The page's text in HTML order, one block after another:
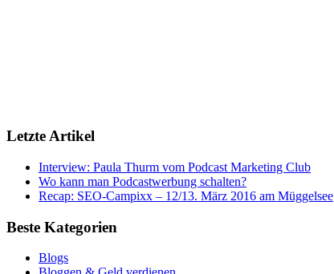
Letzte Artikel
Interview: Paula Thurm vom Podcast Marketing Club
Wo kann man Podcastwerbung schalten?
Recap: SEO-Campixx – 12/13. März 2016 am Müggelsee
Beste Kategorien
Blogs